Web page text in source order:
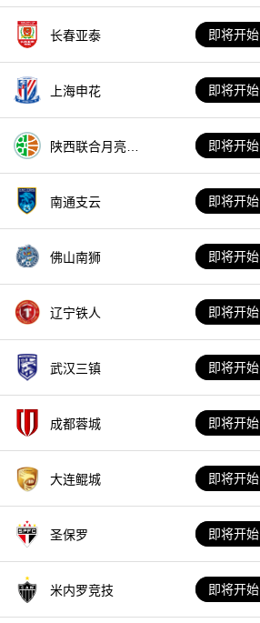
长春亚泰 即将开始
上海申花 即将开始
陕西联合月亮泊
即将开始
南通支云 即将开始
佛山南狮 即将开始
辽宁铁人 即将开始
武汉三镇 即将开始
成都蓉城 即将开始
大连鲲城 即将开始
圣保罗 即将开始
米内罗竞技 即将开始